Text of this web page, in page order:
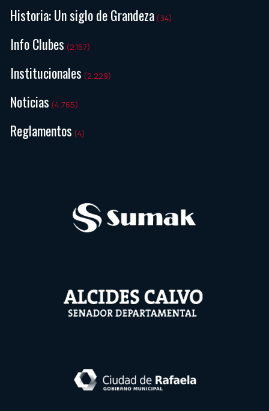
Historia: Un siglo de Grandeza (34)
Info Clubes (2.157)
Institucionales (2.229)
Noticias (4.765)
Reglamentos (4)